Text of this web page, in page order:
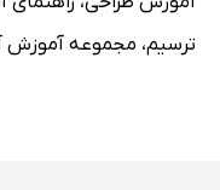
ترسیم، مجموعه آموزش